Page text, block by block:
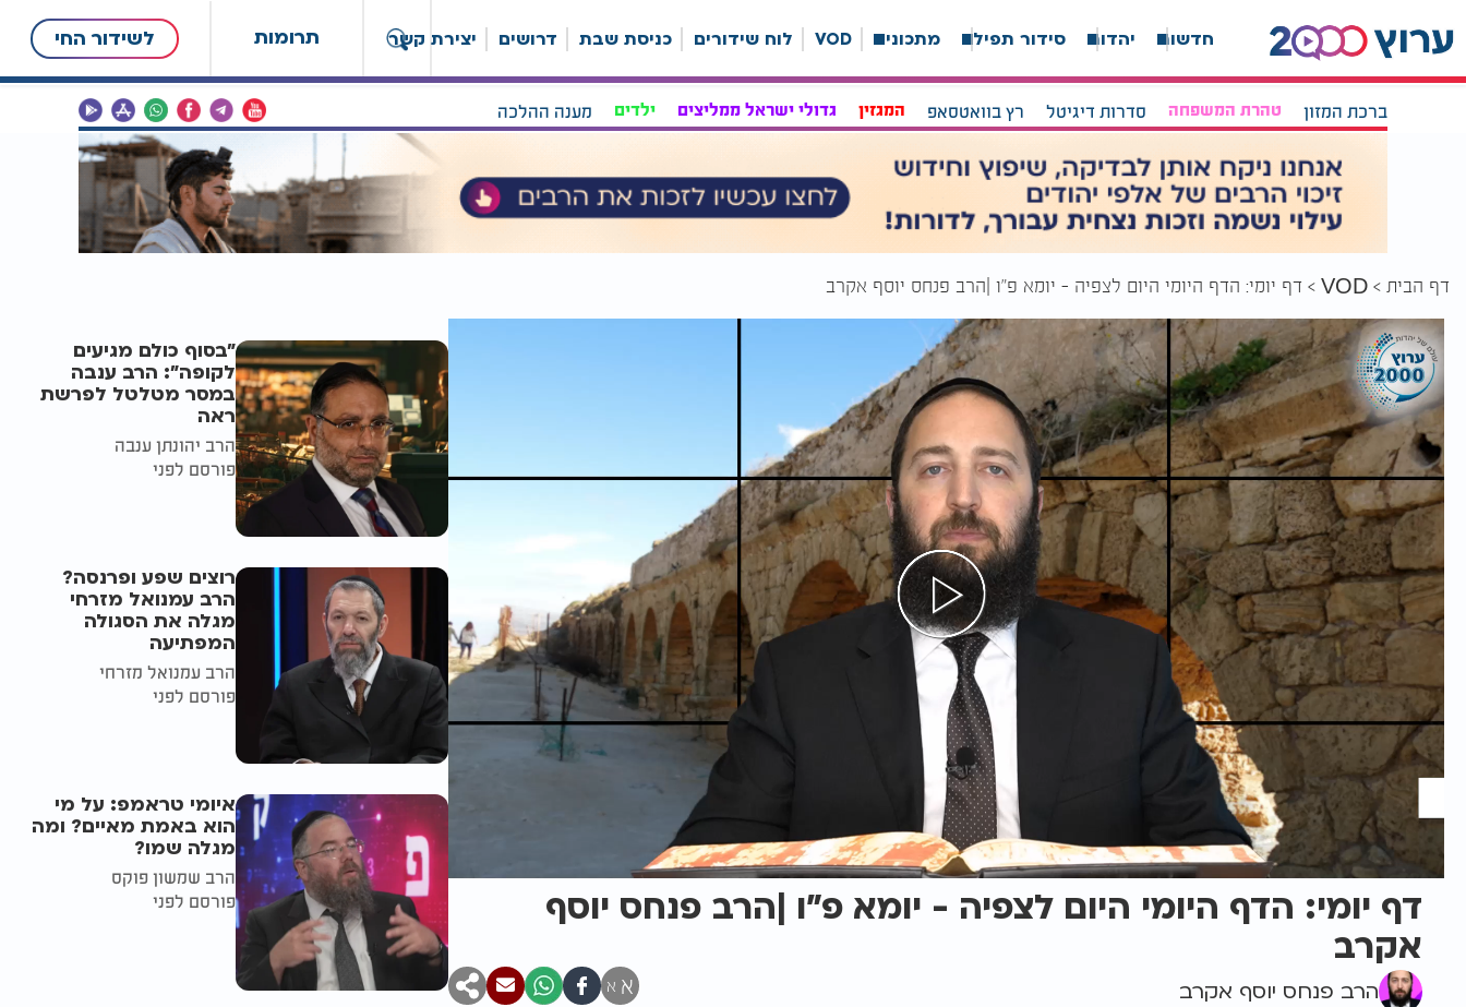
תרומות לשידור החי חדשות יהדות סידור תפילה מתכונים VOD לוח שידורים כניסת שבת דרושים יצירת קשר
ברכת המזון טהרת המשפחה סדרות דיגיטל רץ בוואטסאפ המגזין גדולי ישראל ממליצים ילדים מענה ההלכה
דף הבית VOD דף יומי: הדף היומי היום לצפיה - יומא פ"ו |הרב פנחס יוסף אקרב
דף יומי: הדף היומי היום לצפיה - יומא פ"ו |הרב פנחס יוסף
אקרב
הרב פנחס יוסף אקרב א א
"בסוף כולם מגיעים
לקופה": הרב ענבה
במסר מטלטל לפרשת
ראה
הרב יהונתן ענבה
פורסם לפני
רוצים שפע ופרנסה?
הרב עמנואל מזרחי
מגלה את הסגולה
המפתיעה
הרב עמנואל מזרחי
פורסם לפני
איומי טראמפ: על מי
הוא באמת מאיים? ומה
מגלה שמו?
הרב שמשון פוקס
פורסם לפני